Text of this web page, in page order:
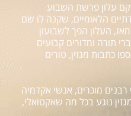
שנה, אז הוקם עלון פרשת השבוע
הלאומיים, שקנה לו שם
העלון הפך לשבועון
תורה ומדורים קבועים
כתבות מגזין, טורים
מוכרים, אנשי אקדמיה
נוגע בכל מה שאקטואלי,